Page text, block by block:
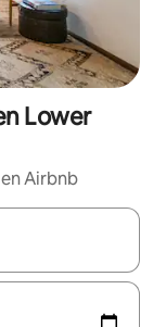
Lower
Airbnb
podrás navegar